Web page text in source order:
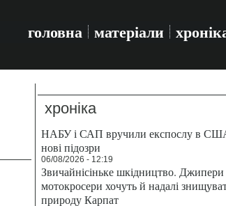
головна матеріали
хроніка
НАБУ і САП вручили експослу в
нові підозри
06/08/2026 - 12:19
Звичайнісіньке шкідництво. Джипери
мотокросери хочуть й надалі
природу Карпат